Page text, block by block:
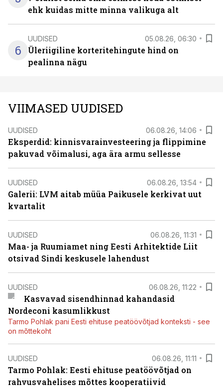
ehk kuidas mitte minna valikuga alt
6
UUDISED 05.08.26, 06:30
Üleriigiline korteritehingute hind on
pealinna nägu
VIIMASED UUDISED
UUDISED 06.08.26, 14:06
Eksperdid: kinnisvarainvesteering ja flippimine
pakuvad võimalusi, aga ära armu sellesse
UUDISED 06.08.26, 13:54
Galerii: LVM aitab müüa Paikusele kerkivat uut
kvartalit
UUDISED 06.08.26, 11:31
Maa- ja Ruumiamet ning Eesti Arhitektide Liit
otsivad Sindi keskusele lahendust
UUDISED 06.08.26, 11:22
Kasvavad sisendhinnad kahandasid
Nordeconi kasumlikkust
Tarmo Pohlak pani Eesti ehituse peatöövõtjad konteksti - see
on mõttekoht
UUDISED 06.08.26, 11:11
Tarmo Pohlak: Eesti ehituse peatöövõtjad on
rahvusvahelises mõttes kooperatiivid